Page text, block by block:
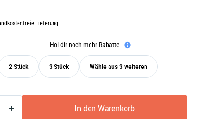
Lieferung
Hol dir noch mehr Rabatte
2 Stück 3 Stück Wähle aus 3 weiteren
In den Warenkorb